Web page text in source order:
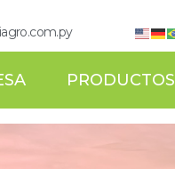
PRODUCTOS